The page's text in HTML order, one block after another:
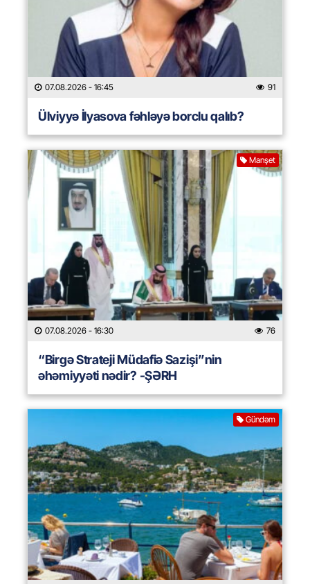
07.08.2026 - 16:45 91
Ülviyyə İlyasova fəhləyə borclu qalıb?
Manşet
07.08.2026 - 16:30 76
“Birgə Strateji Müdafiə Sazişi”nin
əhəmiyyəti nədir? -ŞƏRH
Gündəm